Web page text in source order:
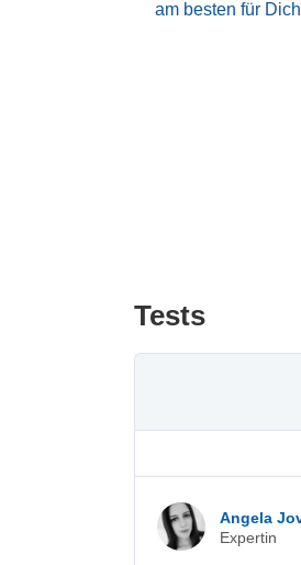
am besten für
Tests
Angela
Expertin